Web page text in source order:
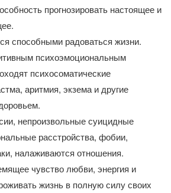
прогнозировать настоящее и
способными радоваться жизни.
психоэмоциональным
психосоматические
аритмия, экзема и другие
непроизвольные суицидные
расстройства, фобии,
налаживаются отношения.
чувство любви, энергия и
жизнь в полную силу своих